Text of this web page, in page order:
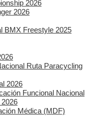
2026
2026
BMX Freestyle 2025
Ruta Paracycling
2026
Funcional Nacional
Médica (MDF)